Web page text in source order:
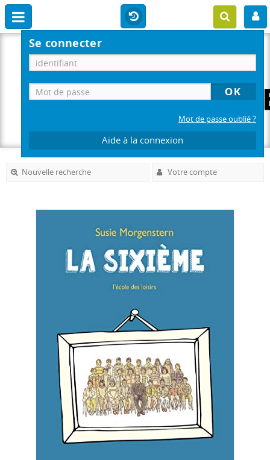
Se connecter
Mot de passe oublié ?
Aide à la connexion
Nouvelle recherche Votre compte